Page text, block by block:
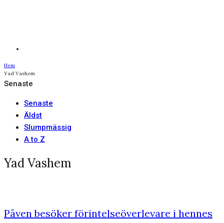
Hem
Yad Vashem
Senaste
Senaste
Äldst
Slumpmässig
A to Z
Yad Vashem
Påven besöker förintelseöverlevare i hennes